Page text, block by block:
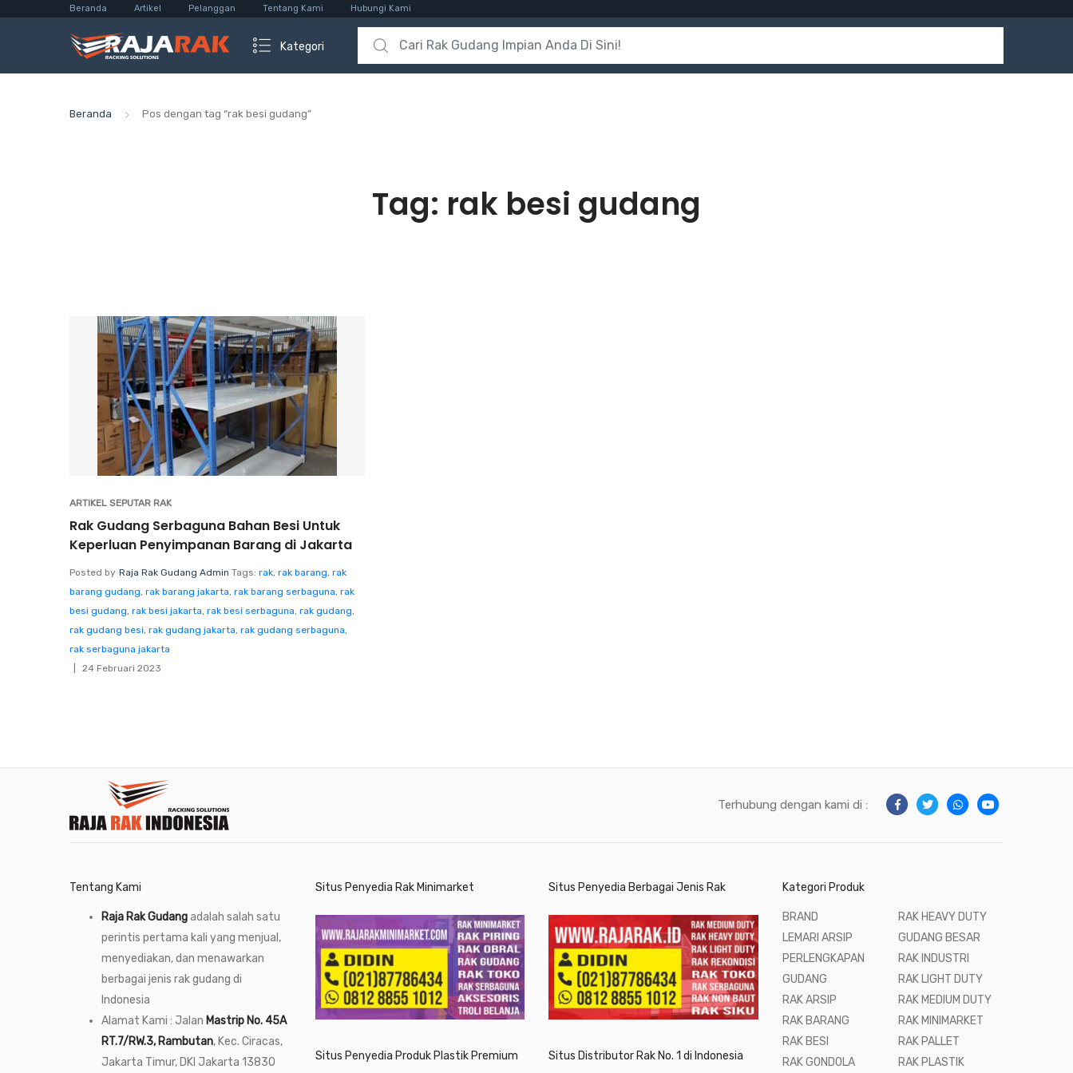
Beranda Artikel Pelanggan Tentang Kami Hubungi Kami
Kategori
Search for:
Beranda Pos dengan tag “rak besi gudang”
Tag: rak besi gudang
ARTIKEL SEPUTAR RAK
Rak Gudang Serbaguna Bahan Besi Untuk
Keperluan Penyimpanan Barang di Jakarta
Posted by Raja Rak Gudang Admin Tags: rak, rak barang, rak
barang gudang, rak barang jakarta, rak barang serbaguna, rak
besi gudang, rak besi jakarta, rak besi serbaguna, rak gudang,
rak gudang besi, rak gudang jakarta, rak gudang serbaguna,
rak serbaguna jakarta
24 Februari 2023
Terhubung dengan kami di :
Tentang Kami
Raja Rak Gudangadalah salah satu
perintis pertama kali yang menjual,
menyediakan, dan menawarkan
berbagai jenis rak gudang di
Indonesia
Alamat Kami : Jalan Mastrip No. 45A
RT.7/RW.3, Rambutan, Kec. Ciracas,
Jakarta Timur, DKI Jakarta 13830
Situs Penyedia Rak Minimarket
Situs Penyedia Produk Plastik Premium
Situs Penyedia Berbagai Jenis Rak
Situs Distributor Rak No. 1 di Indonesia
Kategori Produk
BRAND
LEMARI ARSIP
PERLENGKAPAN
GUDANG
RAK ARSIP
RAK BARANG
RAK BESI
RAK GONDOLA
RAK HEAVY DUTY
GUDANG BESAR
RAK INDUSTRI
RAK LIGHT DUTY
RAK MEDIUM DUTY
RAK MINIMARKET
RAK PALLET
RAK PLASTIK